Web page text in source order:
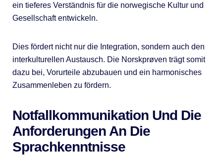
ein tieferes Verständnis für die norwegische Kultur und
Gesellschaft entwickeln.
Dies fördert nicht nur die Integration, sondern auch den
interkulturellen Austausch. Die Norskprøven trägt somit
dazu bei, Vorurteile abzubauen und ein harmonisches
Zusammenleben zu fördern.
Notfallkommunikation Und Die
Anforderungen An Die
Sprachkenntnisse